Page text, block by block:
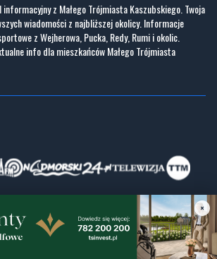
z Małego Trójmiasta Kaszubskiego. Twoja
wiadomości z najbliższej okolicy. Informacje
z Wejherowa, Pucka, Redy, Rumi i okolic.
info dla mieszkańców Małego Trójmiasta
2026 r.
×